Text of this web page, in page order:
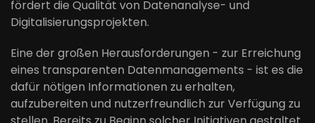
fördert die Qualität von Datenanalyse- und
Digitalisierungsprojekten.
Eine der großen Herausforderungen - zur Erreichung
eines transparenten Datenmanagements - ist es die
dafür nötigen Informationen zu erhalten,
aufzubereiten und nutzerfreundlich zur Verfügung zu